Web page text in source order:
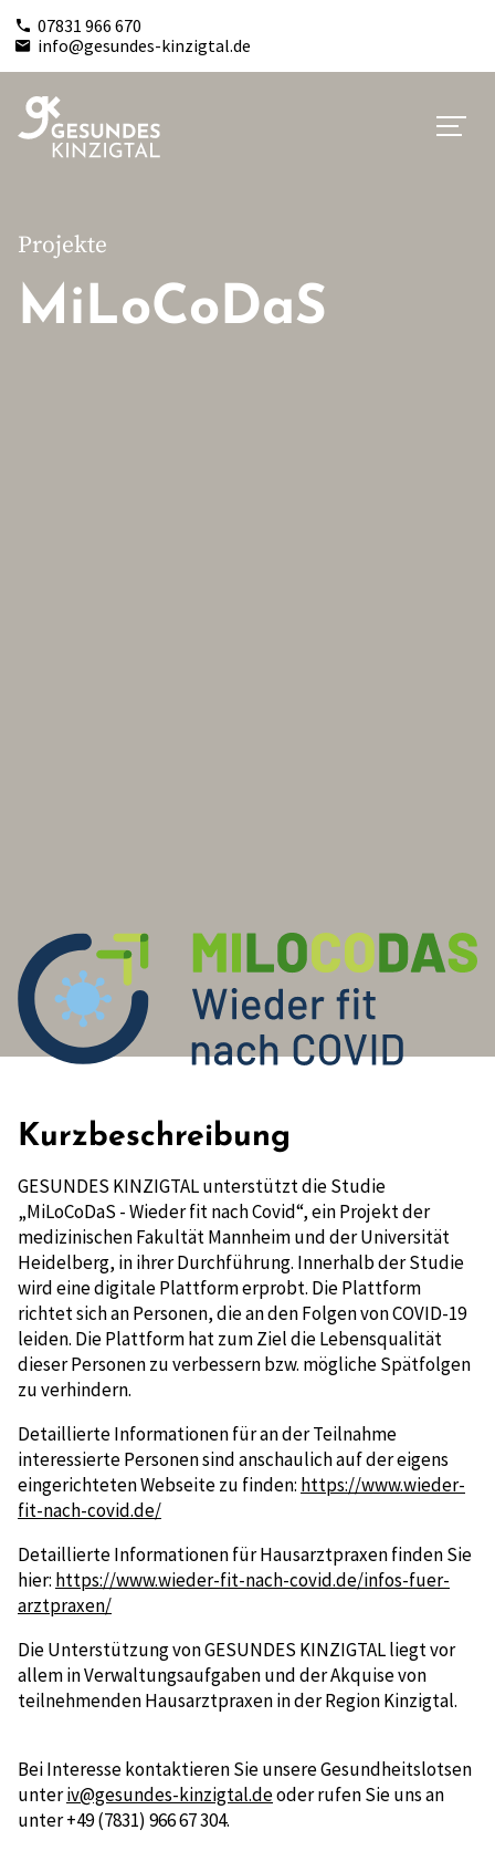
07831 966 670
info@gesundes-kinzigtal.de
Projekte
MiLoCoDaS
Kurzbeschreibung
GESUNDES KINZIGTAL unterstützt die Studie
„MiLoCoDaS - Wieder fit nach Covid“, ein Projekt der
medizinischen Fakultät Mannheim und der Universität
Heidelberg, in ihrer Durchführung. Innerhalb der Studie
wird eine digitale Plattform erprobt. Die Plattform
richtet sich an Personen, die an den Folgen von COVID-19
leiden. Die Plattform hat zum Ziel die Lebensqualität
dieser Personen zu verbessern bzw. mögliche Spätfolgen
zu verhindern.
Detaillierte Informationen für an der Teilnahme
interessierte Personen sind anschaulich auf der eigens
eingerichteten Webseite zu finden: https://www.wieder-
fit-nach-covid.de/
Detaillierte Informationen für Hausarztpraxen finden Sie
hier: https://www.wieder-fit-nach-covid.de/infos-fuer-
arztpraxen/
Die Unterstützung von GESUNDES KINZIGTAL liegt vor
allem in Verwaltungsaufgaben und der Akquise von
teilnehmenden Hausarztpraxen in der Region Kinzigtal.
Bei Interesse kontaktieren Sie unsere Gesundheitslotsen
unteriv@gesundes-kinzigtal.deoder rufen Sie uns an
unter +49 (7831) 966 67 304.